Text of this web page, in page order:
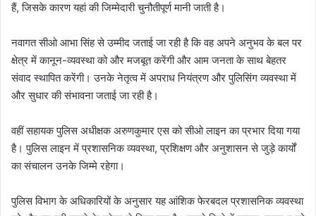
हैं, जिसके कारण यहां की जिम्मेदारी चुनौतीपूर्ण मानी जाती है।
नवागत सीओ आभा सिंह से उम्मीद जताई जा रही है कि वह अपने अनुभव के बल पर
क्षेत्र में कानून-व्यवस्था को और मजबूत करेंगी और आम जनता के साथ बेहतर
संवाद स्थापित करेंगी। उनके नेतृत्व में अपराध नियंत्रण और पुलिसिंग व्यवस्था में
और सुधार की संभावना जताई जा रही है।
वहीं सहायक पुलिस अधीक्षक अरुणकुमार एस को सीओ लाइन का प्रभार दिया गया
है। पुलिस लाइन में प्रशासनिक व्यवस्था, प्रशिक्षण और अनुशासन से जुड़े कार्यों
का संचालन उनके जिम्मे रहेगा।
पुलिस विभाग के अधिकारियों के अनुसार यह आंशिक फेरबदल प्रशासनिक व्यवस्था